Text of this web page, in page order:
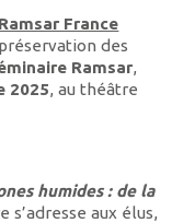
France
des
Ramsar,
2025, au théâtre
humides : de la
s’adresse aux élus,